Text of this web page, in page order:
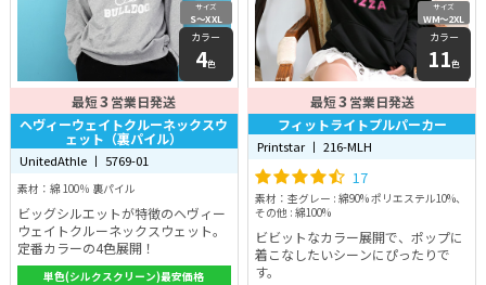
サイズ
S〜XXL
カラー
4色
最短3 営業日発送
ヘヴィーウェイトクルーネックスウ
ェット（裏パイル）
UnitedAthle 丨 5769-01
素材：綿 100％ 裏パイル
ビッグシルエットが特徴のヘヴィー
ウェイトクルーネックスウェット。
定番カラーの4色展開！
単色(シルクスクリーン)最安価格
サイズ
WM〜2XL
カラー
11色
最短3 営業日発送
フィットライトプルパーカー
Printstar 丨 216-MLH
17
素材：杢グレー : 綿90% ポリエステル10%、
その他 : 綿100%
ビビットなカラー展開で、ポップに
着こなしたいシーンにぴったりで
す。